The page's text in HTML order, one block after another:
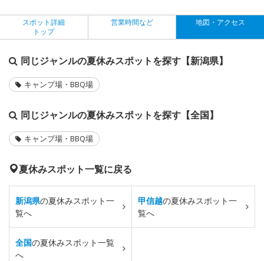
スポット詳細
トップ
営業時間など 地図・アクセス
同じジャンルの夏休みスポットを探す【新潟県】
キャンプ場・BBQ場
同じジャンルの夏休みスポットを探す【全国】
キャンプ場・BBQ場
夏休みスポット一覧に戻る
新潟県の夏休みスポット一
覧へ
甲信越の夏休みスポット一
覧へ
全国の夏休みスポット一覧
へ